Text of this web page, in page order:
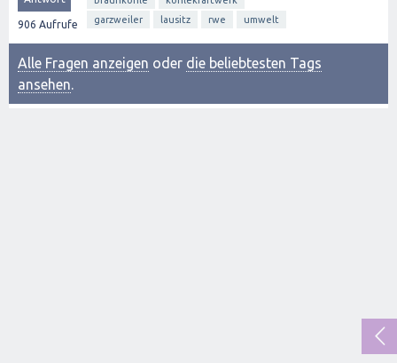
906 Aufrufe
garzweiler
lausitz rwe umwelt
Alle Fragen anzeigen oder die beliebtesten Tags
ansehen.